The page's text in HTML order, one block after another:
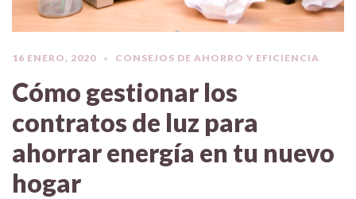
16 ENERO, 2020 CONSEJOS DE AHORRO Y EFICIENCIA
Cómo gestionar los
contratos de luz para
ahorrar energía en tu nuevo
hogar